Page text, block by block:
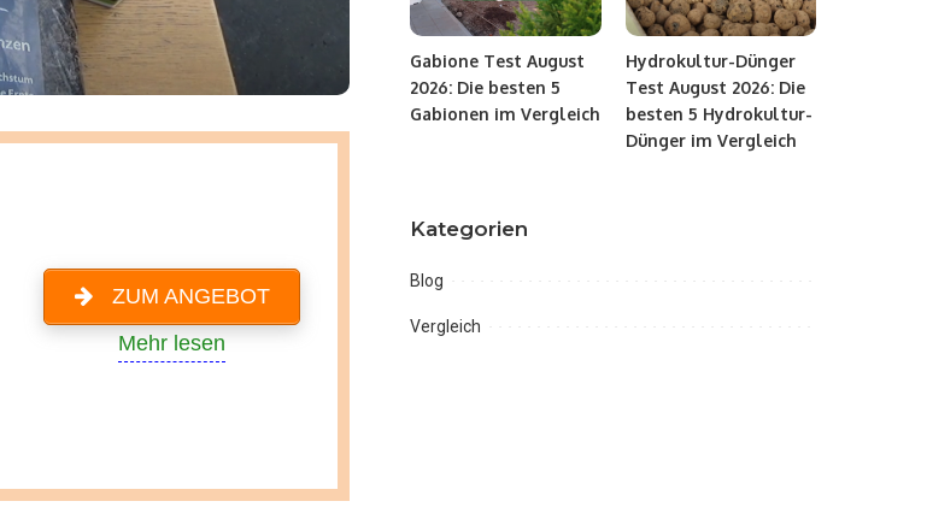
ZUM ANGEBOT
Mehr lesen
Gabione Test August
2026: Die besten 5
Gabionen im Vergleich
Hydrokultur-Dünger
Test August 2026: Die
besten 5 Hydrokultur-
Dünger im Vergleich
Kategorien
Blog
Vergleich